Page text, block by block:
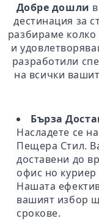
Добре дошли
дестинация за
разбираме
и
разработили
на всички
Бърза
Насладете се
Пещера Стил.
доставени до
офис но
Нашата
вашият избор
срокове.